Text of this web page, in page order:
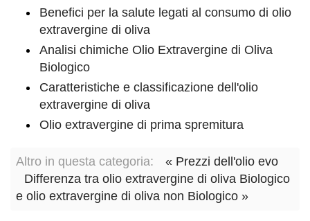
Benefici per la salute legati al consumo di olio
extravergine di oliva
Analisi chimiche Olio Extravergine di Oliva
Biologico
Caratteristiche e classificazione dell'olio
extravergine di oliva
Olio extravergine di prima spremitura
Altro in questa categoria:
« Prezzi dell'olio evo
Differenza tra olio extravergine di oliva Biologico
e olio extravergine di oliva non Biologico »